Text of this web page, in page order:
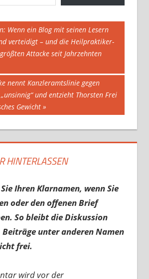
Wenn ein Blog mit seinen Lesern
verteidigt – und die Heilpraktiker-
Attacke seit Jahrzehnten
nennt Kanzleramtslinie gegen
und entzieht Thorsten Frei
Gewicht
HINTERLASSEN
Ihren Klarnamen, wenn Sie
oder den offenen Brief
So bleibt die Diskussion
unter anderen Namen
frei.
wird vor der